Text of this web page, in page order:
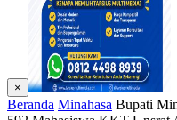
×
Beranda Minahasa Bupati